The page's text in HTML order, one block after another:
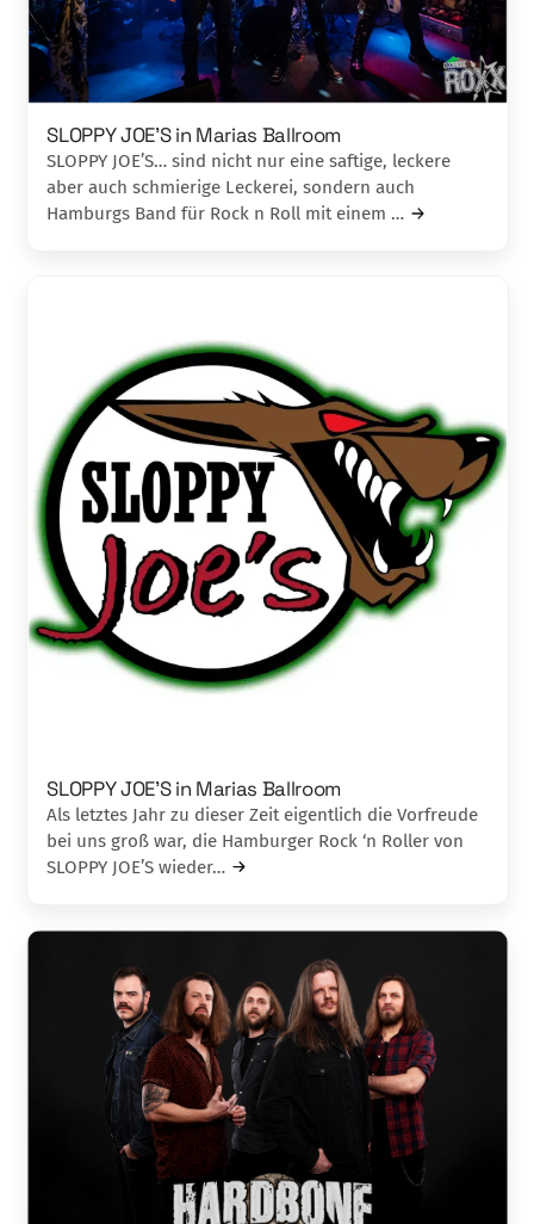
SLOPPY JOE’S in Marias Ballroom
SLOPPY JOE’S… sind nicht nur eine saftige, leckere
aber auch schmierige Leckerei, sondern auch
Hamburgs Band für Rock n Roll mit einem …
SLOPPY JOE’S in Marias Ballroom
Als letztes Jahr zu dieser Zeit eigentlich die Vorfreude
bei uns groß war, die Hamburger Rock ‘n Roller von
SLOPPY JOE’S wieder…